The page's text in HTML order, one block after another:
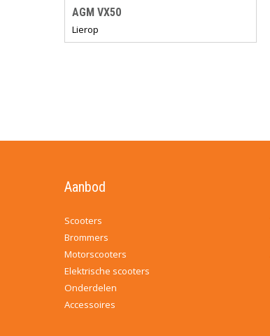
AGM VX50
Lierop
Aanbod
Scooters
Brommers
Motorscooters
Elektrische scooters
Onderdelen
Accessoires